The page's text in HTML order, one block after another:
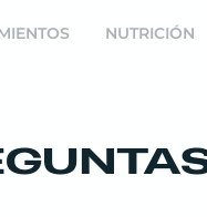
NUTRICIÓN